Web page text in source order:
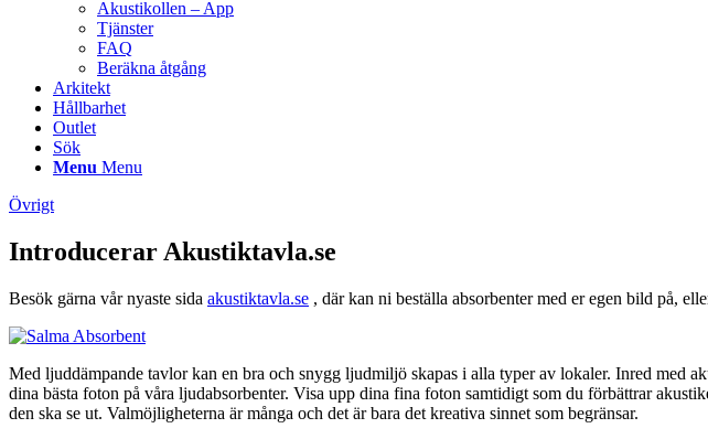
Akustikollen – App
Tjänster
FAQ
Beräkna åtgång
Arkitekt
Hållbarhet
Outlet
Sök
Menu Menu
Övrigt
Introducerar Akustiktavla.se
Besök gärna vår nyaste sida akustiktavla.se , där kan ni beställa absorbenter med er egen bild på,
Med ljuddämpande tavlor kan en bra och snygg ljudmiljö skapas i alla typer av lokaler. Inred med
dina bästa foton på våra ljudabsorbenter. Visa upp dina fina foton samtidigt som du förbättrar
den ska se ut. Valmöjligheterna är många och det är bara det kreativa sinnet som begränsar.